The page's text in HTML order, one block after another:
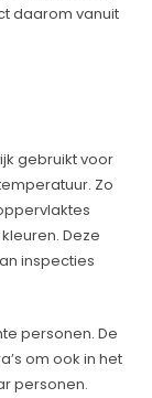
daarom vanuit
gebruikt voor
Zo
Deze
inspecties
personen. De
om ook in het
personen.